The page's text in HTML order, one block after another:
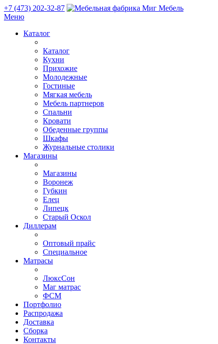
+7 (473) 202-32-87
Меню
Каталог
Каталог
Кухни
Прихожие
Молодежные
Гостиные
Мягкая мебель
Мебель партнеров
Спальни
Кровати
Обеденные группы
Шкафы
Журнальные столики
Магазины
Магазины
Воронеж
Губкин
Елец
Липецк
Старый Оскол
Диллерам
Оптовый прайс
Специальное
Матрасы
ЛюксСон
Маг матрас
ФСМ
Портфолио
Распродажа
Доставка
Сборка
Контакты